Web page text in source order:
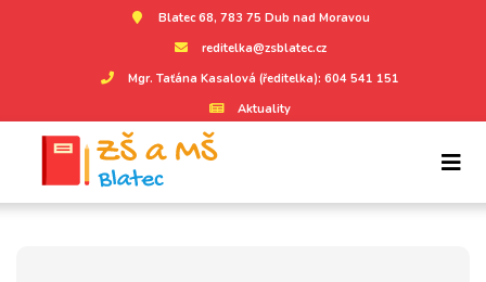
Blatec 68, 783 75 Dub nad Moravou
reditelka@zsblatec.cz
Mgr. Taťána Kasalová (ředitelka): 604 541 151
Aktuality